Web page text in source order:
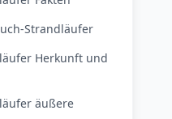
Strandläufer
Herkunft und
äußere